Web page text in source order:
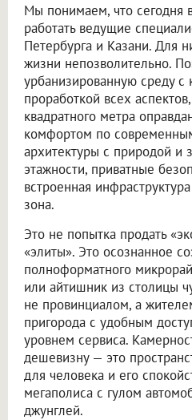
Мы понимаем, что сегодня
работать ведущие
Петербурга и Казани. Для
жизни непозволительно.
урбанизированную среду с
проработкой всех
квадратного метра
комфортом по
архитектуры с природой и
этажности, приватные
встроенная
зона.
Это не попытка продать
«элиты». Это осознанное
полноформатного
или айтишник из столицы
не провинциалом, а
пригорода с удобным
уровнем сервиса.
дешевизну — это
для человека и его
мегаполиса с гулом
джунглей.